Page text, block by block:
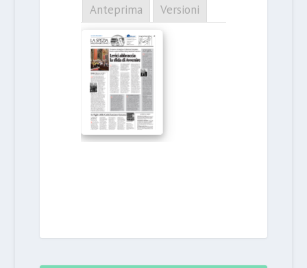
Anteprima
Versioni